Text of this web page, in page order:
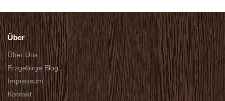
Über
Über Uns
Erzgebirge Blog
Impressum
Kontakt